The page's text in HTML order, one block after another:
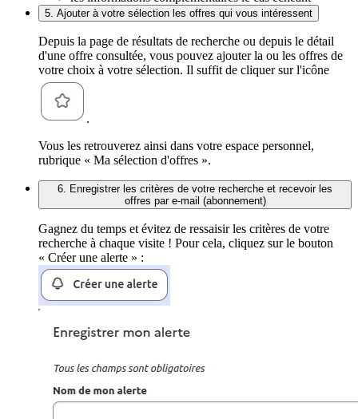
5. Ajouter à votre sélection les offres qui vous intéressent
Depuis la page de résultats de recherche ou depuis le détail
d'une offre consultée, vous pouvez ajouter la ou les offres de
votre choix à votre sélection. Il suffit de cliquer sur l'icône
.
Vous les retrouverez ainsi dans votre espace personnel,
rubrique « Ma sélection d'offres ».
6. Enregistrer les critères de votre recherche et recevoir les
offres par e-mail (abonnement)
Gagnez du temps et évitez de ressaisir les critères de votre
recherche à chaque visite ! Pour cela, cliquez sur le bouton
« Créer une alerte » :